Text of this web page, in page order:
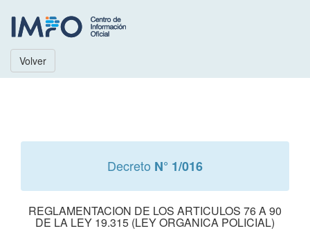
Volver
Decreto N° 1/016
REGLAMENTACION DE LOS ARTICULOS 76 A 90
DE LA LEY 19.315 (LEY ORGANICA POLICIAL)